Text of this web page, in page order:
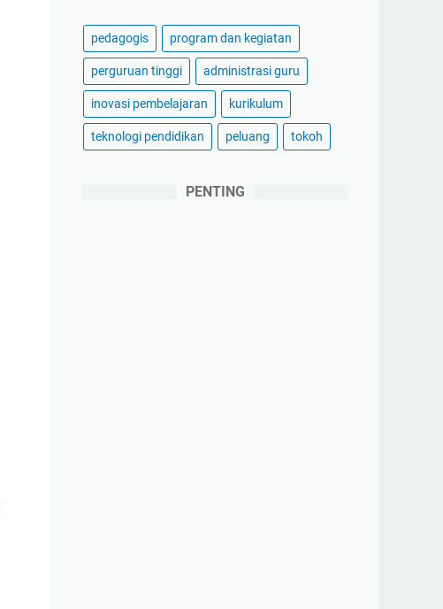
pedagogis program dan kegiatan
perguruan tinggi administrasi guru
inovasi pembelajaran kurikulum
teknologi pendidikan peluang tokoh
PENTING